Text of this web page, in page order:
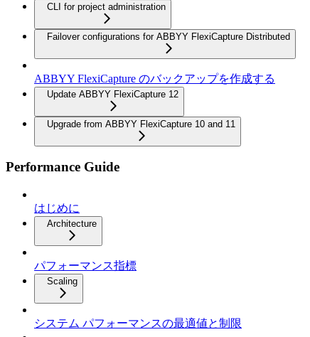
CLI for project administration
Failover configurations for ABBYY FlexiCapture Distributed
ABBYY FlexiCapture のバックアップを作成する
Update ABBYY FlexiCapture 12
Upgrade from ABBYY FlexiCapture 10 and 11
Performance Guide
はじめに
Architecture
パフォーマンス指標
Scaling
システム パフォーマンスの最適値と制限